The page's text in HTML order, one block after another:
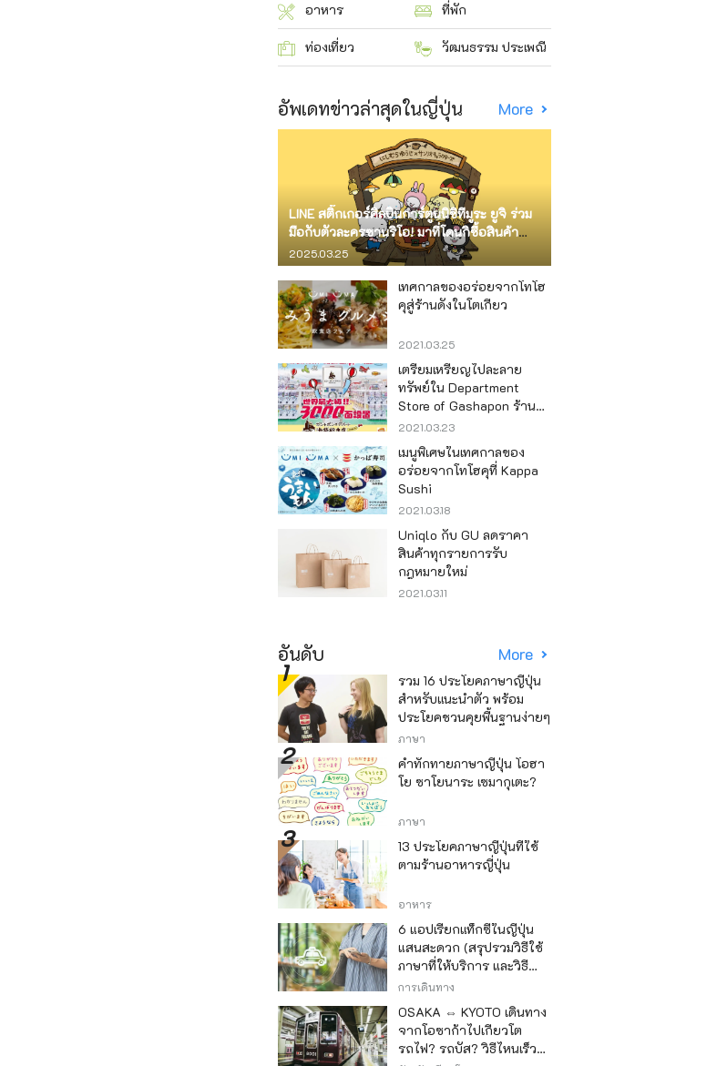
อาหาร ที่พัก
ท่องเที่ยว วัฒนธรรม ประเพณี
อัพเดทข่าวล่าสุดในญี่ปุ่น More
LINE สติ๊กเกอร์ศิลปินการ์ตูนนิชิทีมูระ ยูจิ ร่วม
มือกับตัวละครซานริโอ! มาที่โดนกิซื้อสินค้า
จำกัด
2025.03.25
เทศกาลของอร่อยจากโทโฮ
คุสู่ร้านดังในโตเกียว
2021.03.25
เตรียมเหรียญไปละลาย
ทรัพย์ใน Department
Store of Gashapon ร้านที่มี
เครื่องกาชาปองเยอะที่สุดใน
โลก อิเคะบุคุโระ
2021.03.23
เมนูพิเศษในเทศกาลของ
อร่อยจากโทโฮคุที่ Kappa
Sushi
2021.03.18
Uniqlo กับ GU ลดราคา
สินค้าทุกรายการรับ
กฎหมายใหม่
2021.03.11
อันดับ More
รวม 16 ประโยคภาษาญี่ปุ่น
สำหรับแนะนำตัว พร้อม
ประโยคชวนคุยพื้นฐานง่ายๆ
ภาษา
คำทักทายภาษาญี่ปุ่น โอฮา
โย ซาโยนาระ เซมากุเตะ?
ภาษา
13 ประโยคภาษาญี่ปุ่นที่ใช้
ตามร้านอาหารญี่ปุ่น
อาหาร
6 แอปเรียกแท็กซี่ในญี่ปุ่น
แสนสะดวก (สรุปรวมวิธีใช้
ภาษาที่ให้บริการ และวิธี
ชำระเงิน)
การเดินทาง
OSAKA ⇔ KYOTO เดินทาง
จากโอซาก้าไปเกียวโต
รถไฟ? รถบัส? วิธีไหนเร็ว